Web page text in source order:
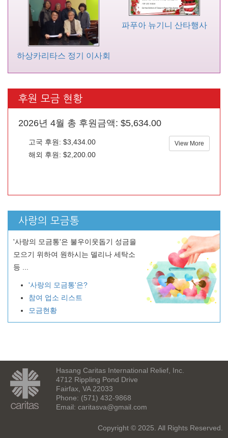
하상카리타스 정기 이사회
파푸아 뉴기니 산타행사
후원 모금 현황
2026년 4월 총 후원금액: $5,634.00
고국 후원: $3,434.00
해외 후원: $2,200.00
View More
사랑의 모금통
'사랑의 모금통'은 불우이웃돕기 성금을
모으기 위하여 원하시는 델리나 세탁소
등 ...
'사랑의 모금통'은?
참여 업소 리스트
모금현황
Hasang Caritas International Relief, Inc.
4712 Rippling Pond Drive
Fairfax, VA 22033
Phone: (571) 432-9868
Email: caritasva@gmail.com
Copyright © 2025. All Rights Reserved.